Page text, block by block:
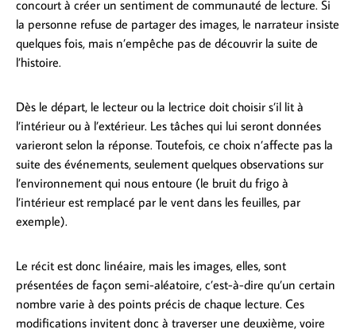
concourt à créer un sentiment de communauté de lecture. Si
la personne refuse de partager des images, le narrateur insiste
quelques fois, mais n’empêche pas de découvrir la suite de
l’histoire.
Dès le départ, le lecteur ou la lectrice doit choisir s’il lit à
l’intérieur ou à l’extérieur. Les tâches qui lui seront données
varieront selon la réponse. Toutefois, ce choix n’affecte pas la
suite des événements, seulement quelques observations sur
l’environnement qui nous entoure (le bruit du frigo à
l’intérieur est remplacé par le vent dans les feuilles, par
exemple).
Le récit est donc linéaire, mais les images, elles, sont
présentées de façon semi-aléatoire, c’est-à-dire qu’un certain
nombre varie à des points précis de chaque lecture. Ces
modifications invitent donc à traverser une deuxième, voire